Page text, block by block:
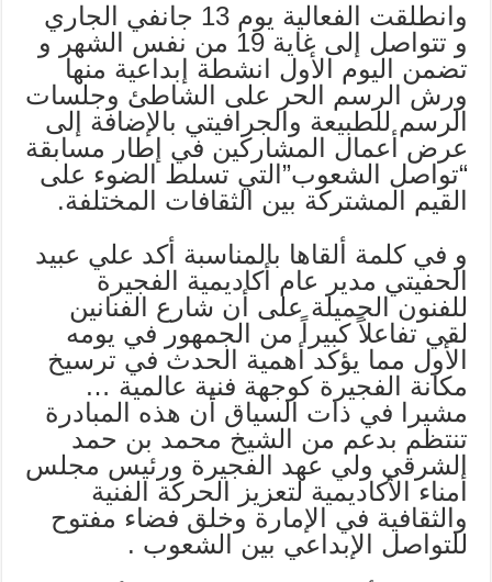
وانطلقت الفعالية يوم 13 جانفي الجاري
و تتواصل إلى غاية 19 من نفس الشهر و
تضمن اليوم الأول انشطة إبداعية منها
ورش الرسم الحر على الشاطئ وجلسات
الرسم للطبيعة والجرافيتي بالإضافة إلى
عرض أعمال المشاركين في إطار مسابقة
“تواصل الشعوب”التي تسلط الضوء على
القيم المشتركة بين الثقافات المختلفة.
و في كلمة ألقاها بالمناسبة أكد علي عبيد
الحفيتي مدير عام أكاديمية الفجيرة
للفنون الجميلة على أن شارع الفنانين
لقي تفاعلاً كبيراً من الجمهور في يومه
الأول مما يؤكد أهمية الحدث في ترسيخ
مكانة الفجيرة كوجهة فنية عالمية …
مشيرا في ذات السياق أن هذه المبادرة
تنتظم بدعم من الشيخ محمد بن حمد
الشرقي ولي عهد الفجيرة ورئيس مجلس
أمناء الأكاديمية لتعزيز الحركة الفنية
والثقافية في الإمارة وخلق فضاء مفتوح
للتواصل الإبداعي بين الشعوب .